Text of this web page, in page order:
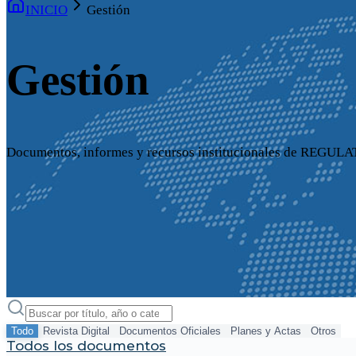
INICIO Gestión
Gestión
Documentos, informes y recursos institucionales de
Todo Revista Digital Documentos Oficiales Planes y Actas Otros
Todos los documentos